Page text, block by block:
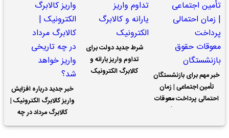
خبر مهم برای بازنشستگان
تأمین اجتماعی | زمان
احتمالی پرداخت معوقات
شرط جدید دولت برای
تداوم واریز یارانه و
کالابرگ الکترونیک
خبر جدید درباره افزایش
واریز کالابرگ الکترونیک |
کالابرگ مرداد در چه
تاریخی واریز خواهد شد؟